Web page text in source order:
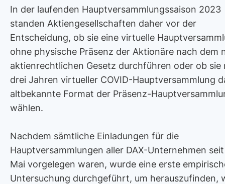
In der laufenden Hauptversammlungssaison 2023
standen Aktiengesellschaften daher vor der
Entscheidung, ob sie eine virtuelle
ohne physische Präsenz der Aktionäre nach dem
aktienrechtlichen Gesetz durchführen oder ob sie
drei Jahren virtueller COVID-Hauptversammlung
altbekannte Format der Präsenz-
wählen.
Nachdem sämtliche Einladungen für die
Hauptversammlungen aller DAX-Unternehmen
Mai vorgelegen waren, wurde eine erste
Untersuchung durchgeführt, um herauszufinden,